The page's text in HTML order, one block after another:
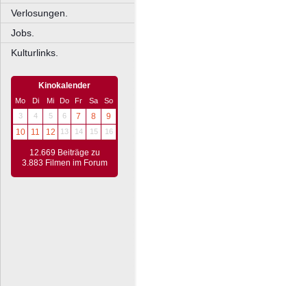
Verlosungen.
Jobs.
Kulturlinks.
Kinokalender
Mo Di Mi Do Fr Sa
So
3
4 5 6 7 8
9
10
11 12 13 14 15 16
12.669 Beiträge zu
3.883 Filmen im Forum